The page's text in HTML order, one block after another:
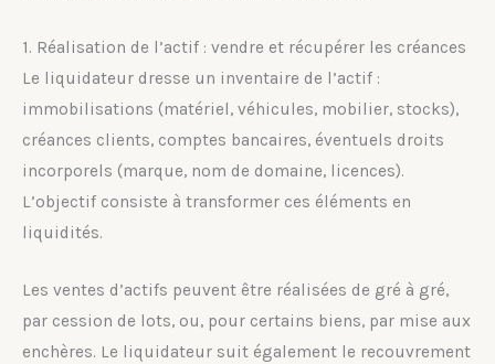
1. Réalisation de l’actif : vendre et récupérer les créances
Le liquidateur dresse un inventaire de l’actif :
immobilisations (matériel, véhicules, mobilier, stocks),
créances clients, comptes bancaires, éventuels droits
incorporels (marque, nom de domaine, licences).
L’objectif consiste à transformer ces éléments en
liquidités.
Les ventes d’actifs peuvent être réalisées de gré à gré,
par cession de lots, ou, pour certains biens, par mise aux
enchères. Le liquidateur suit également le recouvrement